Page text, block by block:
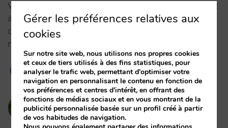
Votre technologie limite-t-elle votre GOP ? Apprenez
à utiliser l'arbitrage de marges et les suppléments
dynamiques pour surmonter la rigidité des OTA et
maximiser votre rentabilité nette.…
victorcabrera
19/02/2026
Gérer les préférences relatives aux
cookies
Sur notre site web, nous utilisons nos propres cookies
et ceux de tiers utilisés à des fins statistiques, pour
analyser le trafic web, permettant d'optimiser votre
navigation en personnalisant le contenu en fonction de
vos préférences et centres d'intérêt, en offrant des
fonctions de médias sociaux et en vous montrant de la
publicité personnalisée basée sur un profil créé à partir
de vos habitudes de navigation.